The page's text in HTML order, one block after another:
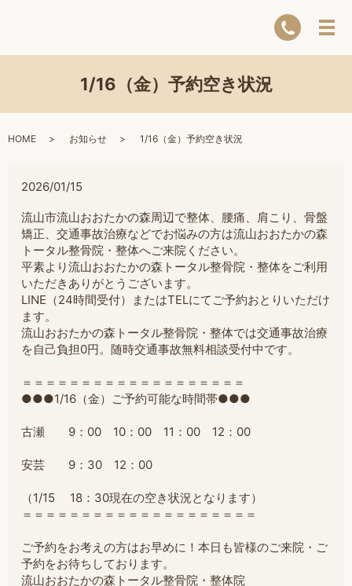
1/16（金）予約空き状況
HOME お知らせ 1/16（金）予約空き状況
2026/01/15
流山市流山おおたかの森周辺で整体、腰痛、肩こり、骨盤
矯正、交通事故治療などでお悩みの方は流山おおたかの森
トータル整骨院・整体へご来院ください。
平素より流山おおたかの森トータル整骨院・整体をご利用
いただきありがとうございます。
LINE（24時間受付）またはTELにてご予約おとりいただけ
ます。
流山おおたかの森トータル整骨院・整体では交通事故治療
を自己負担0円。随時交通事故無料相談受付中です。
＝＝＝＝＝＝＝＝＝＝＝＝＝＝＝＝＝＝＝
●●●1/16（金）ご予約可能な時間帯●●●
古瀬 9：00 10：00 11：00 12：00
安芸 9：30 12：00
（1/15 18：30現在の空き状況となります）
＝ ＝＝＝＝＝＝＝＝＝＝＝＝＝＝＝＝＝＝＝
ご予約をお考えの方はお早めに！本日も皆様のご来院・ご
予約をお待ちしております。
流山おおたかの森トータル整骨院・整体院